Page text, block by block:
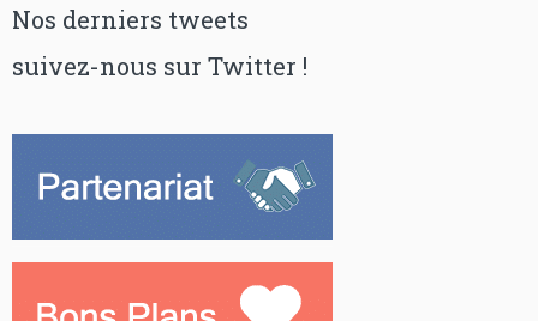
Nos derniers tweets
suivez-nous sur Twitter !